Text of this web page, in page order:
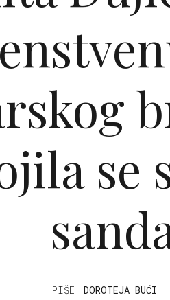
se
PIŠE DOROTEJA BUĆI